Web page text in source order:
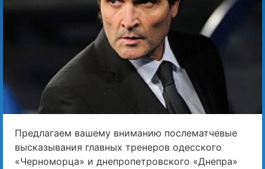
Предлагаем вашему вниманию послематчевые
высказывания главных тренеров одесского
«Черноморца» и днепропетровского «Днепра»